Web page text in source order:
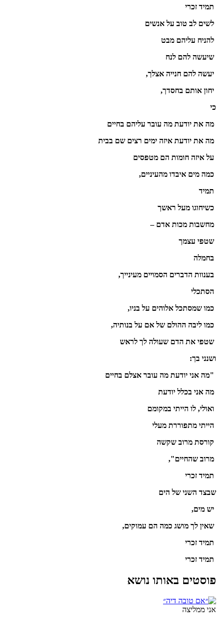
תמיד זכרי
לשים לב טוב על אנשים
להניח עליהם מבט
שיעשה להם לנח
יעשה להם חנייה אצלך,
יחון אותם בחסדך,
כי
מה את יודעת מה עובר עליהם בחיים
מה את יודעת איזה ימים רצים שם בבית
על איזה חומות הם מטפסים
כמה מים איבדו מהעיניים,
תמיד
כשיחוגו מעל ראשך
מחשבות מכות אדם –
שטפי עצמך
בחמלה
בענוות הדברים הסמויים מעינייך,
הסתכלי
כמו שמסתכל אלוהים על בניו,
כמו ליבה ההולם של אם על בנותיה,
שטפי את הדם שעולה לך לראש
ושנני בך:
"מה אני יודעת מה עובר אצלם בחיים
מה אני בכלל יודעת
ואולי, לו הייתי במקומם
הייתי מתפוררת מעלי
קורסת מרוב שקשה
מרוב שהחיים",
תמיד זכרי
שבצד השני של הים
יש מים,
שאין לך מושג כמה הם עמוקים,
תמיד זכרי
תמיד זכרי
פוסטים באותו נושא
אני ממליצה